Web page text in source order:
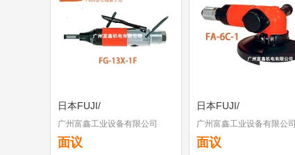
日本FUJI/
广州富鑫工业设备有限公司
面议
日本FUJI/
广州富鑫工业设备有限公司
面议